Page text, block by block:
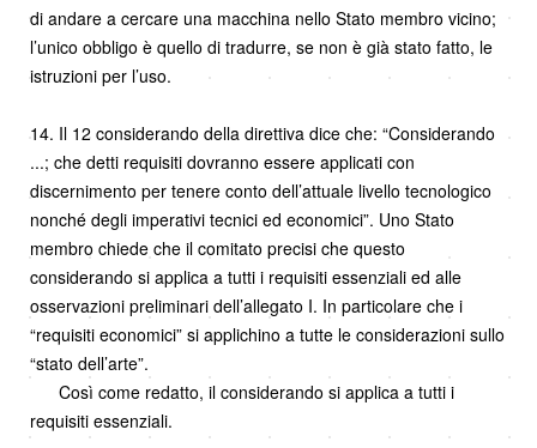
di andare a cercare una macchina nello Stato membro vicino;
l’unico obbligo è quello di tradurre, se non è già stato fatto, le
istruzioni per l’uso.
14. Il 12 considerando della direttiva dice che: “Considerando
...; che detti requisiti dovranno essere applicati con
discernimento per tenere conto dell’attuale livello tecnologico
nonché degli imperativi tecnici ed economici”. Uno Stato
membro chiede che il comitato precisi che questo
considerando si applica a tutti i requisiti essenziali ed alle
osservazioni preliminari dell’allegato I. In particolare che i
“requisiti economici” si applichino a tutte le considerazioni sullo
“stato dell’arte”.
Così come redatto, il considerando si applica a tutti i
requisiti essenziali.